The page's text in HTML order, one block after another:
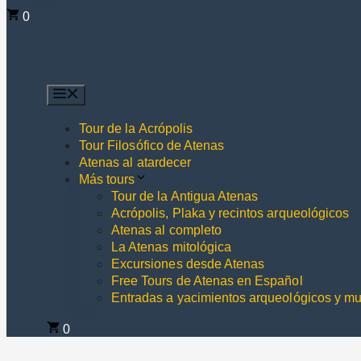
0
Tour de la Acrópolis
Tour Filosófico de Atenas
Atenas al atardecer
Más tours
Tour de la Antigua Atenas
Acrópolis, Plaka y recintos arqueológicos
Atenas al completo
La Atenas mitológica
Excursiones desde Atenas
Free Tours de Atenas en Español
Entradas a yacimientos arqueológicos y
0